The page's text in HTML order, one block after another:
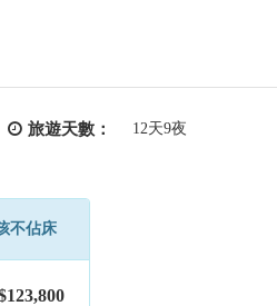
旅遊天數： 12天9夜
不佔床